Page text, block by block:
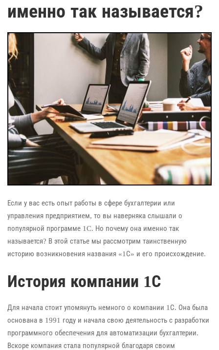
именно так называется?
Если у вас есть опыт работы в сфере бухгалтерии или
управления предприятием, то вы наверняка слышали о
популярной программе 1C. Но почему она именно так
называется? В этой статье мы рассмотрим таинственную
историю возникновения названия «1С» и его происхождение.
История компании 1С
Для начала стоит упомянуть немного о компании 1С. Она была
основана в 1991 году и начала свою деятельность с разработки
программного обеспечения для автоматизации бухгалтерии.
Вскоре компания стала популярной благодаря своим